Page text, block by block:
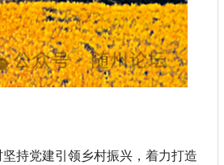
持党建引领乡村振兴，着力打造